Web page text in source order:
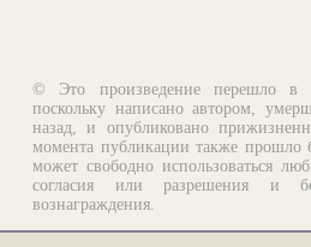
© Это произведение перешло в
поскольку написано автором,
назад, и опубликовано
момента публикации также прошло
может свободно использоваться
согласия или разрешения и
вознаграждения.